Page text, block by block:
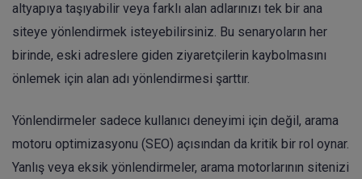
altyapıya taşıyabilir veya farklı alan adlarınızı tek bir ana
siteye yönlendirmek isteyebilirsiniz. Bu senaryoların her
birinde, eski adreslere giden ziyaretçilerin kaybolmasını
önlemek için alan adı yönlendirmesi şarttır.
Yönlendirmeler sadece kullanıcı deneyimi için değil, arama
motoru optimizasyonu (SEO) açısından da kritik bir rol oynar.
Yanlış veya eksik yönlendirmeler, arama motorlarının sitenizi